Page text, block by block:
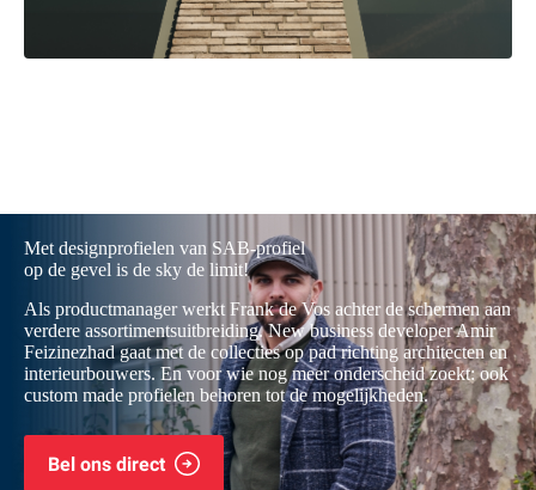
Met designprofielen van SAB-profiel
op de gevel is de sky de limit!
Als productmanager werkt Frank de Vos achter de schermen aan
verdere assortimentsuitbreiding. New business developer Amir
Feizinezhad gaat met de collecties op pad richting architecten en
interieurbouwers. En voor wie nog meer onderscheid zoekt: ook
custom made profielen behoren tot de mogelijkheden.
Bel ons direct